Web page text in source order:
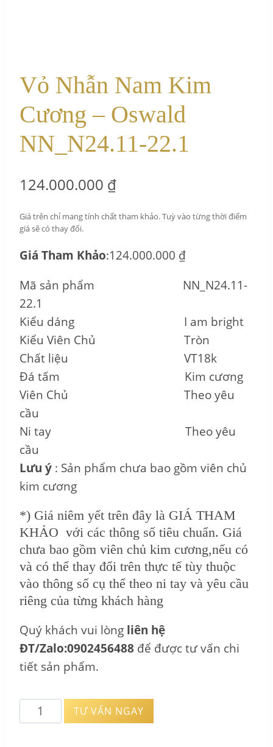
Vỏ Nhẫn Nam Kim
Cương – Oswald
NN_N24.11-22.1
124.000.000 ₫
Giá trên chỉ mang tính chất tham khảo. Tuỳ vào từng thời điểm
giá sẽ có thay đổi.
Giá Tham Khảo:124.000.000 ₫
Mã sản phẩm NN_N24.11-
22.1
Kiểu dáng I am bright
Kiểu Viên Chủ Tròn
Chất liệu VT18k
Đá tấm Kim cương
Viên Chủ Theo yêu
cầu
Ni tay Theo yêu
cầu
Lưu ý : Sản phẩm chưa bao gồm viên chủ
kim cương
*) Giá niêm yết trên đây là GIÁ THAM
KHẢO với các thông số tiêu chuẩn. Giá
chưa bao gồm viên chủ kim cương,nếu có
và có thể thay đổi trên thực tế tùy thuộc
vào thông số cụ thể theo ni tay và yêu cầu
riêng của từng khách hàng
Quý khách vui lòng liên hệ
ĐT/Zalo:0902456488 để được tư vấn chi
tiết sản phẩm.
Nhẫn
TƯ VẤN NGAY